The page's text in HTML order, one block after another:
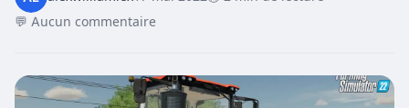
💬 Aucun commentaire